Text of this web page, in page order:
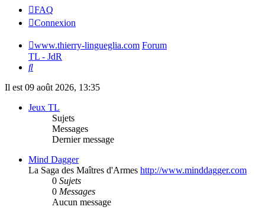
FAQ
Connexion
www.thierry-lingueglia.com Forum
TL - JdR
Rechercher
Il est 09 août 2026, 13:35
Jeux TL
Sujets
Messages
Dernier message
Mind Dagger
La Saga des Maîtres d'Armes http://www.minddagger.com
0 Sujets
0 Messages
Aucun message